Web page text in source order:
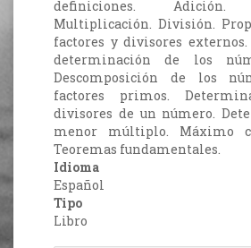
definiciones. Adición.
Multiplicación. División.
factores y divisores
determinación de los
Descomposición de los
factores primos.
divisores de un número.
menor múltiplo. Máximo
Teoremas fundamentales.
Idioma
Español
Tipo
Libro